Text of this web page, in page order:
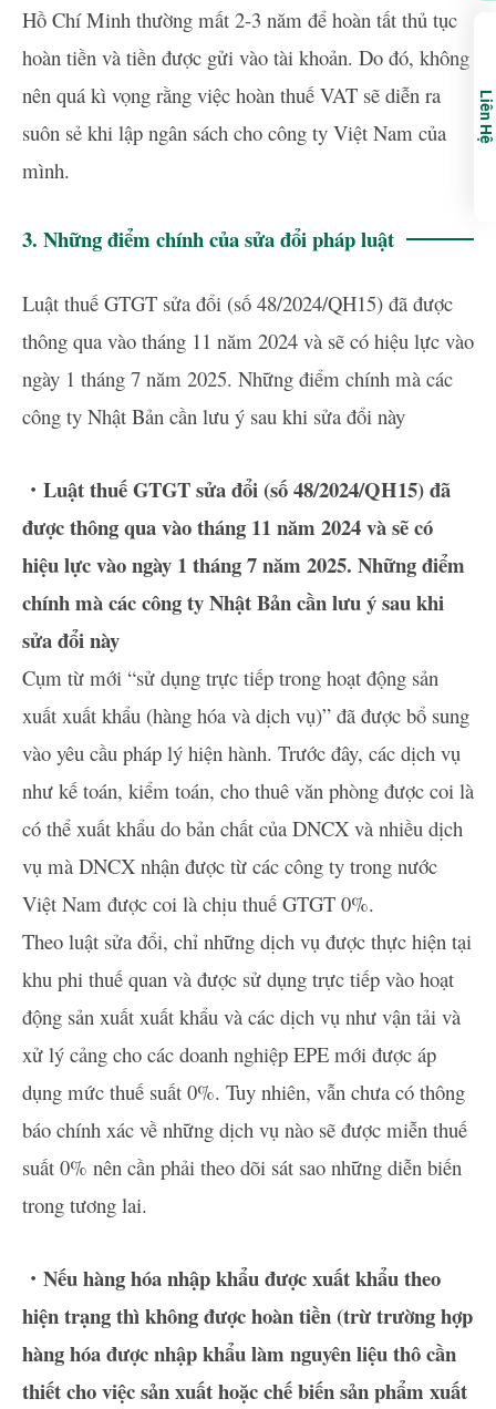
Hồ Chí Minh thường mất 2-3 năm để hoàn tất thủ tục
hoàn tiền và tiền được gửi vào tài khoản. Do đó, không
nên quá kì vọng rằng việc hoàn thuế VAT sẽ diễn ra
suôn sẻ khi lập ngân sách cho công ty Việt Nam của
mình.
3. Những điểm chính của sửa đổi pháp luật
Luật thuế GTGT sửa đổi (số 48/2024/QH15) đã được
thông qua vào tháng 11 năm 2024 và sẽ có hiệu lực vào
ngày 1 tháng 7 năm 2025. Những điểm chính mà các
công ty Nhật Bản cần lưu ý sau khi sửa đổi này
・Luật thuế GTGT sửa đổi (số 48/2024/QH15) đã
được thông qua vào tháng 11 năm 2024 và sẽ có
hiệu lực vào ngày 1 tháng 7 năm 2025. Những điểm
chính mà các công ty Nhật Bản cần lưu ý sau khi
sửa đổi này
Cụm từ mới “sử dụng trực tiếp trong hoạt động sản
xuất xuất khẩu (hàng hóa và dịch vụ)” đã được bổ sung
vào yêu cầu pháp lý hiện hành. Trước đây, các dịch vụ
như kế toán, kiểm toán, cho thuê văn phòng được coi là
có thể xuất khẩu do bản chất của DNCX và nhiều dịch
vụ mà DNCX nhận được từ các công ty trong nước
Việt Nam được coi là chịu thuế GTGT 0%.
Theo luật sửa đổi, chỉ những dịch vụ được thực hiện tại
khu phi thuế quan và được sử dụng trực tiếp vào hoạt
động sản xuất xuất khẩu và các dịch vụ như vận tải và
xử lý cảng cho các doanh nghiệp EPE mới được áp
dụng mức thuế suất 0%. Tuy nhiên, vẫn chưa có thông
báo chính xác về những dịch vụ nào sẽ được miễn thuế
suất 0% nên cần phải theo dõi sát sao những diễn biến
trong tương lai.
・Nếu hàng hóa nhập khẩu được xuất khẩu theo
hiện trạng thì không được hoàn tiền (trừ trường hợp
hàng hóa được nhập khẩu làm nguyên liệu thô cần
thiết cho việc sản xuất hoặc chế biến sản phẩm xuất
Liên Hệ